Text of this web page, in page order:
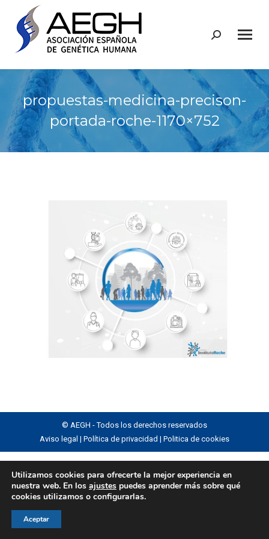
Buscar:
propuestas-medicina-precison-
portada-roche-1170×752
© AEGH - Todos los derechos reservados
Aviso legal | Política de privacidad | Politica de cookies
Utilizamos cookies para ofrecerte la mejor experiencia en
nuestra web. En los ajustes puedes aprender más sobre qué
cookies utilizamos o configurarlas.
Aceptar